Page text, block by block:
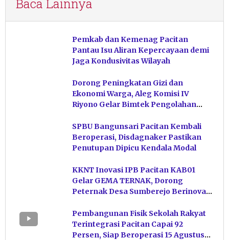
Baca Lainnya
Pemkab dan Kemenag Pacitan
Pantau Isu Aliran Kepercayaan demi
Jaga Kondusivitas Wilayah
Dorong Peningkatan Gizi dan
Ekonomi Warga, Aleg Komisi IV
Riyono Gelar Bimtek Pengolahan
SPBU Bangunsari Pacitan Kembali
Beroperasi, Disdagnaker Pastikan
Penutupan Dipicu Kendala Modal
KKNT Inovasi IPB Pacitan KAB01
Gelar GEMA TERNAK, Dorong
Peternak Desa Sumberejo Berinovasi
Pembangunan Fisik Sekolah Rakyat
Terintegrasi Pacitan Capai 92
Persen, Siap Beroperasi 15 Agustus